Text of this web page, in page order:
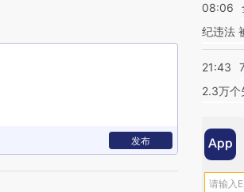
发布
08:06
纪违法
21:43
2.3万个